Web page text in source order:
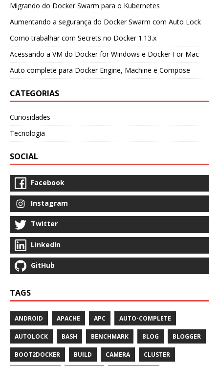
Migrando do Docker Swarm para o Kubernetes
Aumentando a segurança do Docker Swarm com Auto Lock
Como trabalhar com Secrets no Docker 1.13.x
Acessando a VM do Docker for Windows e Docker For Mac
Auto complete para Docker Engine, Machine e Compose
CATEGORIAS
Curiosidades
Tecnologia
SOCIAL
Facebook
Instagram
Twitter
LinkedIn
GitHub
TAGS
ANDROID APACHE APC AUTO-COMPLETE
AUTOLOCK BASH BENCHMARK BLOG BLOGGER
BOOT2DOCKER BUILD CAMERA CLUSTER